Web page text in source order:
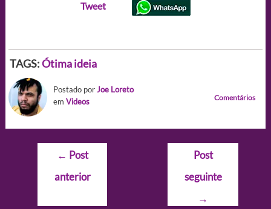
Tweet
TAGS:Ótima ideia
Postado porJoe Loreto
em Videos Comentários
Navegação
Post
← Post
anterior
Post
seguinte
→